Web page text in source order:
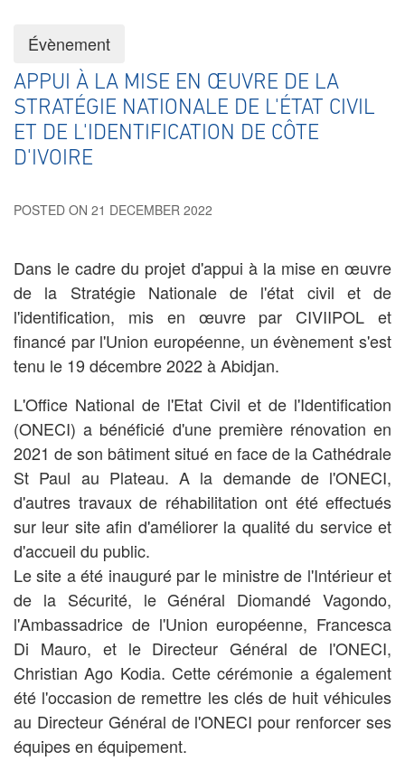
Évènement
APPUI À LA MISE EN ŒUVRE DE LA
STRATÉGIE NATIONALE DE L'ÉTAT CIVIL
ET DE L'IDENTIFICATION DE CÔTE
D'IVOIRE
POSTED ON 21 DECEMBER 2022
Dans le cadre du projet d'appui à la mise en œuvre
de la Stratégie Nationale de l'état civil et de
l'identification, mis en œuvre par CIVIIPOL et
financé par l'Union européenne, un évènement s'est
tenu le 19 décembre 2022 à Abidjan.
L'Office National de l'Etat Civil et de l'Identification
(ONECI)a bénéficié d'une première rénovation en
2021 de son bâtiment situé en face de la Cathédrale
St Paul au Plateau. A la demande de l'ONECI,
d'autres travaux de réhabilitation ont été effectués
sur leur site afin d'améliorer la qualité du service et
d'accueil du public.
Le site a été inauguré par le ministre de l'Intérieur et
de la Sécurité, le Général Diomandé Vagondo,
l'Ambassadrice de l'Union européenne, Francesca
Di Mauro, et le Directeur Général de l'ONECI,
Christian Ago Kodia. Cette cérémonie a également
été l'occasion de remettre les clés de huit véhicules
au Directeur Général de l'ONECI pour renforcer ses
équipes en équipement.